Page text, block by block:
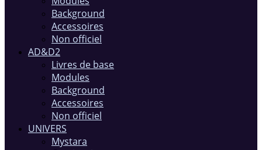
Background
Accessoires
Non officiel
AD&D2
Livres de base
Modules
Background
Accessoires
Non officiel
UNIVERS
Mystara